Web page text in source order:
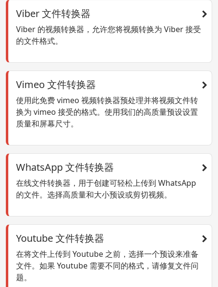
Viber 文件转换器
Viber 的视频转换器，允许您将视频转换为 Viber 接受
的文件格式。
Vimeo 文件转换器
使用此免费 vimeo 视频转换器预处理并将视频文件转
换为 vimeo 接受的格式。使用我们的高质量预设设置
质量和屏幕尺寸。
WhatsApp 文件转换器
在线文件转换器，用于创建可轻松上传到 WhatsApp
的文件。选择高质量和大小预设或剪切视频。
Youtube 文件转换器
在将文件上传到 Youtube 之前，选择一个预设来准备
文件。如果 Youtube 需要不同的格式，请修复文件问
题。